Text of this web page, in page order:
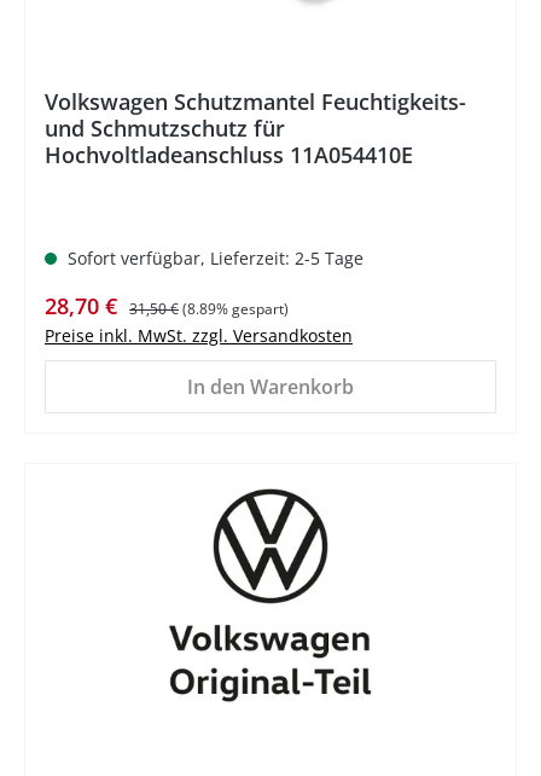
Volkswagen Schutzmantel Feuchtigkeits-
und Schmutzschutz für
Hochvoltladeanschluss 11A054410E
Sofort verfügbar, Lieferzeit: 2-5 Tage
Verkaufspreis:
28,70 € Regulärer Preis:
31,50 €(8.89% gespart)
Preise inkl. MwSt. zzgl. Versandkosten
In den Warenkorb